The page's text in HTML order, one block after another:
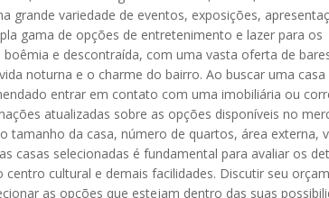
grande variedade de eventos, exposições,
gama de opções de entretenimento e lazer para os
e descontraída, com uma vasta oferta de
noturna e o charme do bairro. Ao buscar uma casa
entrar em contato com uma imobiliária ou
atualizadas sobre as opções disponíveis no
tamanho da casa, número de quartos, área externa,
casas selecionadas é fundamental para avaliar os
cultural e demais facilidades. Discutir seu
as opções que estejam dentro das suas